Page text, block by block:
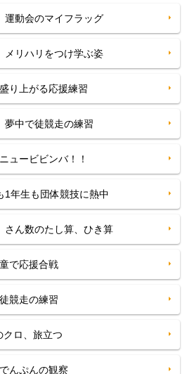
運動会のマイフラッグ
メリハリをつけ学ぶ姿
り上がる応援練習
夢中で徒競走の練習
ュービビンバ！！
1年生も団体競技に熱中
さん数のたし算、ひき算
で応援合戦
競走の練習
ロ、旅立つ
んぷんの観察